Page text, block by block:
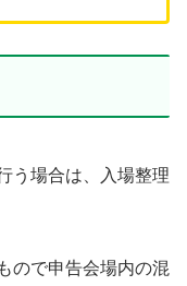
う場合は、入場整理
ので申告会場内の混